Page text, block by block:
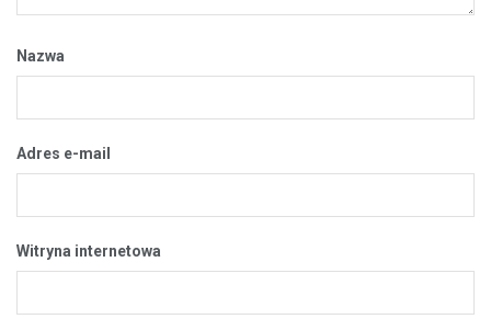
Nazwa
Adres e-mail
Witryna internetowa